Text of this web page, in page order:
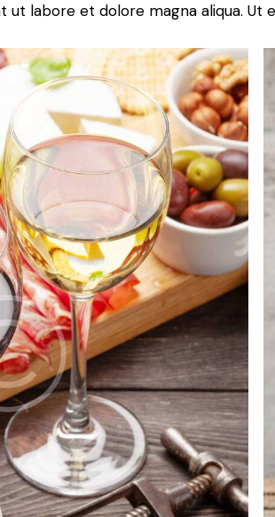
ut labore et dolore magna aliqua.